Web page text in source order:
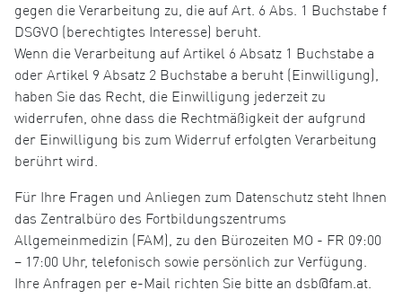
gegen die Verarbeitung zu, die auf Art. 6 Abs. 1 Buchstabe f
DSGVO (berechtigtes Interesse) beruht.
Wenn die Verarbeitung auf Artikel 6 Absatz 1 Buchstabe a
oder Artikel 9 Absatz 2 Buchstabe a beruht (Einwilligung),
haben Sie das Recht, die Einwilligung jederzeit zu
widerrufen, ohne dass die Rechtmäßigkeit der aufgrund
der Einwilligung bis zum Widerruf erfolgten Verarbeitung
berührt wird.
Für Ihre Fragen und Anliegen zum Datenschutz steht Ihnen
das Zentralbüro des Fortbildungszentrums
Allgemeinmedizin (FAM), zu den Bürozeiten MO - FR 09:00
– 17:00 Uhr, telefonisch sowie persönlich zur Verfügung.
Ihre Anfragen per e-Mail richten Sie bitte an dsb@fam.at.